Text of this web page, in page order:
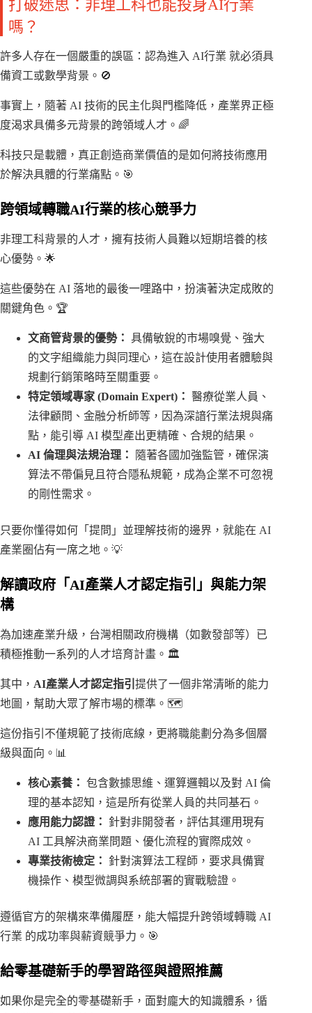
打破迷思：非理工科也能投身AI行業
嗎？
許多人存在一個嚴重的誤區：認為進入 AI行業 就必須具
備資工或數學背景。🚫
事實上，隨著 AI 技術的民主化與門檻降低，產業界正極
度渴求具備多元背景的跨領域人才。🌈
科技只是載體，真正創造商業價值的是如何將技術應用
於解決具體的行業痛點。🎯
跨領域轉職AI行業的核心競爭力
非理工科背景的人才，擁有技術人員難以短期培養的核
心優勢。🌟
這些優勢在 AI 落地的最後一哩路中，扮演著決定成敗的
關鍵角色。🏆
文商管背景的優勢： 具備敏銳的市場嗅覺、強大
的文字組織能力與同理心，這在設計使用者體驗與
規劃行銷策略時至關重要。
特定領域專家 (Domain Expert)： 醫療從業人員、
法律顧問、金融分析師等，因為深諳行業法規與痛
點，能引導 AI 模型產出更精確、合規的結果。
AI 倫理與法規治理：
隨著各國加強監管，確保演
算法不帶偏見且符合隱私規範，成為企業不可忽視
的剛性需求。
只要你懂得如何「提問」並理解技術的邊界，就能在 AI
產業圈佔有一席之地。💡
解讀政府「AI產業人才認定指引」與能力架
構
為加速產業升級，台灣相關政府機構（如數發部等）已
積極推動一系列的人才培育計畫。🏛️
其中， AI產業人才認定指引 提供了一個非常清晰的能力
地圖，幫助大眾了解市場的標準。🗺️
這份指引不僅規範了技術底線，更將職能劃分為多個層
級與面向。📊
核心素養： 包含數據思維、運算邏輯以及對 AI 倫
理的基本認知，這是所有從業人員的共同基石。
應用能力認證：
針對非開發者，評估其運用現有
AI 工具解決商業問題、優化流程的實際成效。
專業技術檢定：
針對演算法工程師，要求具備實
機操作、模型微調與系統部署的實戰驗證。
遵循官方的架構來準備履歷，能大幅提升跨領域轉職 AI
行業 的成功率與薪資競爭力。🎯
給零基礎新手的學習路徑與證照推薦
如果你是完全的零基礎新手，面對龐大的知識體系，循